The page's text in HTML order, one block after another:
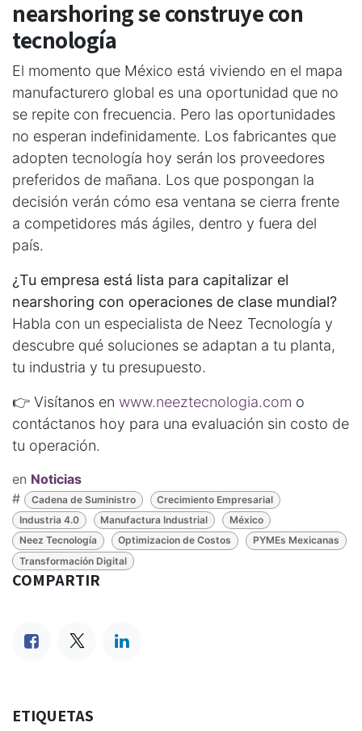
nearshoring se construye con
tecnología
El momento que México está viviendo en el mapa
manufacturero global es una oportunidad que no
se repite con frecuencia. Pero las oportunidades
no esperan indefinidamente. Los fabricantes que
adopten tecnología hoy serán los proveedores
preferidos de mañana. Los que pospongan la
decisión verán cómo esa ventana se cierra frente
a competidores más ágiles, dentro y fuera del
país.
¿Tu empresa está lista para capitalizar el
nearshoring con operaciones de clase mundial?
Habla con un especialista de Neez Tecnología y
descubre qué soluciones se adaptan a tu planta,
tu industria y tu presupuesto.
👉 Visítanos en www.neeztecnologia.com o
contáctanos hoy para una evaluación sin costo de
tu operación.
en Noticias
#
Cadena de Suministro
Crecimiento Empresarial
Industria 4.0
Manufactura Industrial
México
Neez Tecnología
Optimizacion de Costos
PYMEs Mexicanas
Transformación Digital
COMPARTIR
ETIQUETAS